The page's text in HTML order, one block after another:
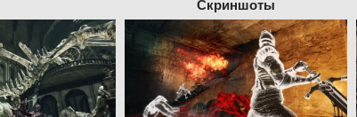
Скриншоты